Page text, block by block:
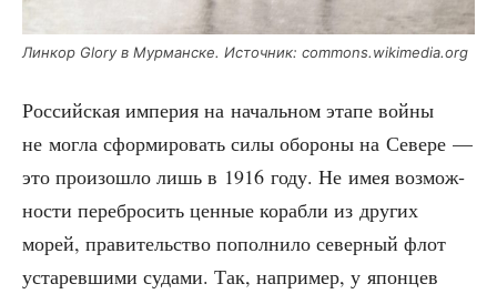
Лин­кор Glory в Мур­ман­ске. Источ­ник: commons.wikimedia.org
Рос­сий­ская импе­рия на началь­ном эта­пе вой­ны
не мог­ла сфор­ми­ро­вать силы обо­ро­ны на Севе­ре —
это про­изо­шло лишь в 1916 году. Не имея воз­мож­
но­сти пере­бро­сить цен­ные кораб­ли из дру­гих
морей, пра­ви­тель­ство попол­ни­ло север­ный флот
уста­рев­ши­ми суда­ми. Так, напри­мер, у япон­цев